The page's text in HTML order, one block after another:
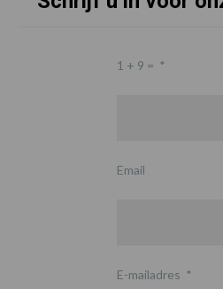
1 + 9 = *
Email
E-mailadres *